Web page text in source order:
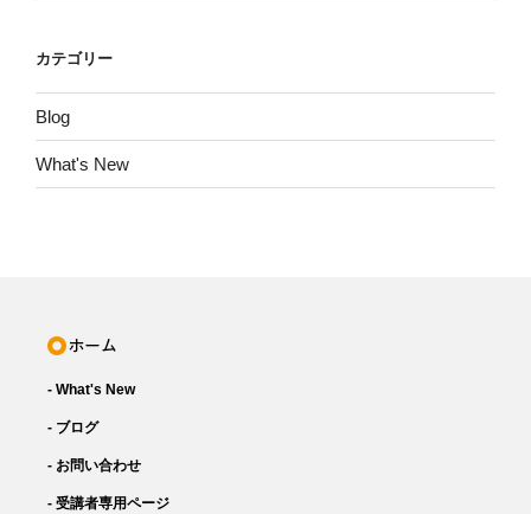
カテゴリー
Blog
What's New
- What's New
- ブログ
- お問い合わせ
- 受講者専用ページ